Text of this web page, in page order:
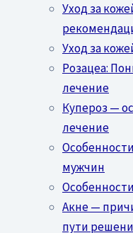
Уход за
Уход за
Розацеа:
лечение
Купероз —
лечение
мужчин
Акне —
пути